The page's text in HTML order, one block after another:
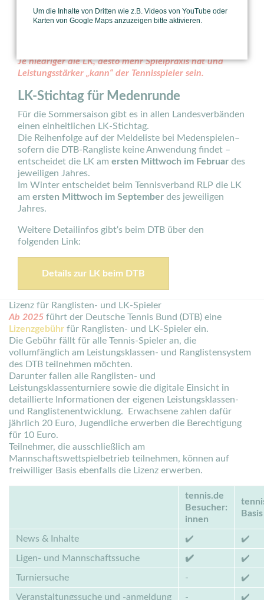
faire Paarung von Spielern bei Turnieren und hilft
Je niedriger die LK, desto mehr Spielpraxis hat und
Leistungsstärker „kann“ der Tennisspieler sein.
LK-Stichtag für Medenrunde
Für die Sommersaison gibt es in allen Landesverbänden
einen einheitlichen LK-Stichtag.
Die Reihenfolge auf der Meldeliste bei Medenspielen–
sofern die DTB-Rangliste keine Anwendung findet –
entscheidet die LK am ersten Mittwoch im Februar des
jeweiligen Jahres.
Im Winter entscheidet beim Tennisverband RLP die LK
am ersten Mittwoch im September des jeweiligen
Jahres.
Weitere Detailinfos gibt‘s beim DTB über den
folgenden Link:
Details zur LK beim DTB
Lizenz für Ranglisten- und LK-Spieler
Ab 2025 führt der Deutsche Tennis Bund (DTB) eine
Lizenzgebühr für Ranglisten- und LK-Spieler ein.
Die Gebühr fällt für alle Tennis-Spieler an, die
vollumfänglich am Leistungsklassen- und Ranglistensystem
des DTB teilnehmen möchten.
Darunter fallen alle Ranglisten- und
Leistungsklassenturniere sowie die digitale Einsicht in
detaillierte Informationen der eigenen Leistungsklassen-
und Ranglistenentwicklung. Erwachsene zahlen dafür
jährlich 20 Euro, Jugendliche erwerben die Berechtigung
für 10 Euro.
Teilnehmer, die ausschließlich am
Mannschaftswettspielbetrieb teilnehmen, können auf
freiwilliger Basis ebenfalls die Lizenz erwerben.
tennis.de
Besucher:
innen
Basis
News & Inhalte ✔️ ✔️
Ligen- und Mannschaftssuche ✔️ ✔️
Turniersuche - ✔️
Veranstaltungssuche und -anmeldung - ✔️
Um die Inhalte von Dritten wie z.B. Videos von YouTube oder
Karten von Google Maps anzuzeigen bitte aktivieren.